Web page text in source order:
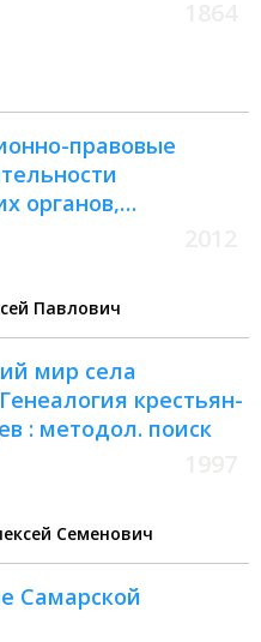
правовые
органов,
на территории
специальность
и история права
история учений о
Павлович
мир села
крестьян-
: методол. поиск
Семенович
Самарской